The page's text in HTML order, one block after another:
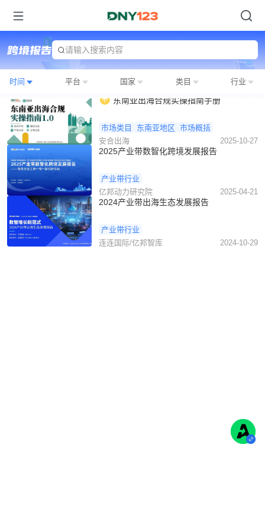
请输入搜索内容
时间 平台 国家 类目 行业
东南亚出海合规实操指南手册
市场类目 东南亚地区 市场概括
安合出海
2025-10-27
2025产业带数智化跨境发展报告
产业带行业
亿邦动力研究院
2025-04-21
2024产业带出海生态发展报告
产业带行业
连连国际/亿邦智库
2024-10-29